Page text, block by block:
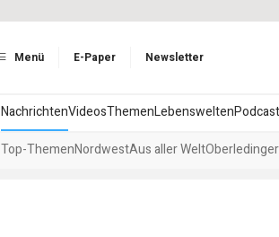
Menü E-Paper Newsletter
NachrichtenVideosThemenLebenswelten
Top-ThemenNordwestAus aller Welt